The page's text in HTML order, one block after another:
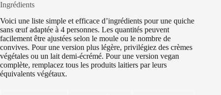
Ingrédients
Voici une liste simple et efficace d’ingrédients pour une quiche
sans œuf adaptée à 4 personnes. Les quantités peuvent
facilement être ajustées selon le moule ou le nombre de
convives. Pour une version plus légère, privilégiez des crèmes
végétales ou un lait demi-écrémé. Pour une version vegan
complète, remplacez tous les produits laitiers par leurs
équivalents végétaux.